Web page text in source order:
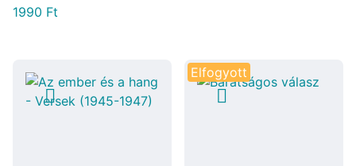
1990 Ft
Elfogyott